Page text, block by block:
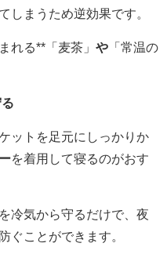
しまうため逆効果です。
れる**「麦茶」 や「常温の
ットを足元にしっかりか
を着用して寝るのがおす
冷気から守るだけで、夜
ぐことができます。